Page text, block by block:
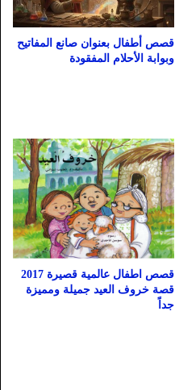
قصص أطفال بعنوان صانع المفاتيح
وبوابة الأحلام المفقودة
قصص اطفال عالمية قصيرة 2017
قصة خروف العيد جميلة ومميزة
جداً